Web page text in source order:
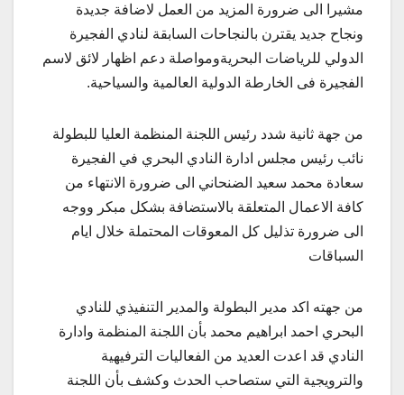
مشيرا الى ضرورة المزيد من العمل لاضافة جديدة
ونجاح جديد يقترن بالنجاحات السابقة لنادي الفجيرة
الدولي للرياضات البحريةومواصلة دعم اظهار لائق لاسم
الفجيرة فى الخارطة الدولية العالمية والسياحية.
من جهة ثانية شدد رئيس اللجنة المنظمة العليا للبطولة
نائب رئيس مجلس ادارة النادي البحري في الفجيرة
سعادة محمد سعيد الضنحاني الى ضرورة الانتهاء من
كافة الاعمال المتعلقة بالاستضافة بشكل مبكر ووجه
الى ضرورة تذليل كل المعوقات المحتملة خلال ايام
السباقات
من جهته اكد مدير البطولة والمدير التنفيذي للنادي
البحري احمد ابراهيم محمد بأن اللجنة المنظمة وادارة
النادي قد اعدت العديد من الفعاليات الترفيهية
والترويجية التي ستصاحب الحدث وكشف بأن اللجنة